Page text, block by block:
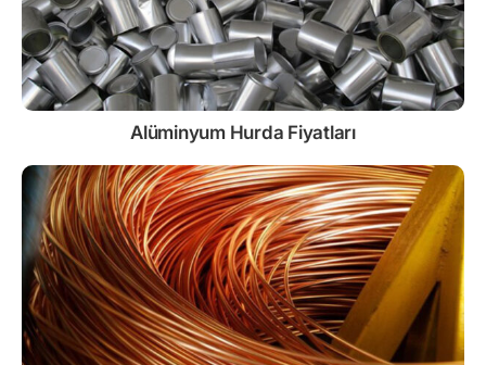
Alüminyum Hurda Fiyatları